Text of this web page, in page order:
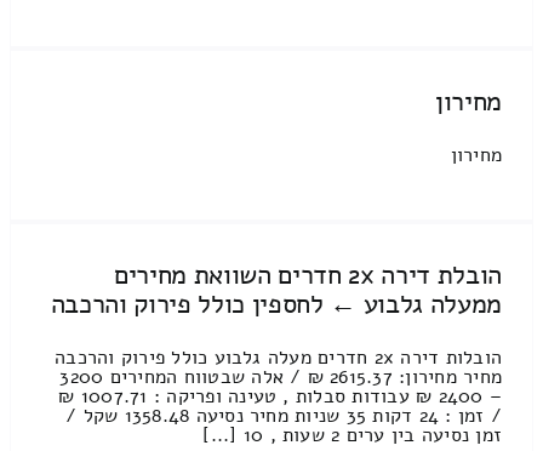
מחירון
מחירון
הובלת דירה 2x חדרים השוואת מחירים
ממעלה גלבוע ← לחספין כולל פירוק והרכבה
הובלות דירה 2x חדרים מעלה גלבוע כולל פירוק והרכבה
מחיר מחירון: 2615.37 ₪ / אלה שבטווח המחירים 3200
– 2400 ₪ עבודות סבלות , טעינה ופריקה : 1007.71 ₪
/ זמן : 24 דקות 35 שניות מחיר נסיעה 1358.48 שקל /
זמן נסיעה בין ערים 2 שעות , 10 [...]